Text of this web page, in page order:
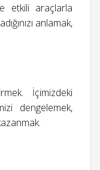
etkili araçlarla
anlamak,
İçimizdeki
dengelemek,